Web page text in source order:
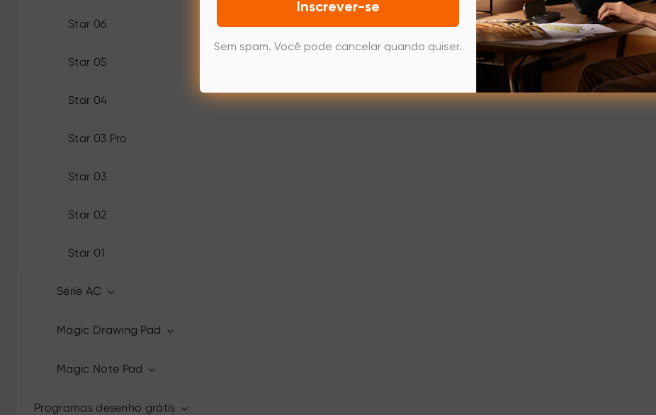
Star 06
Star 05
Star 04
Star 03 Pro
Star 03
Star 02
Star 01
Série AC
Magic Drawing Pad
Magic Note Pad
Programas desenho grátis
Inscrever-se
Sem spam. Você pode cancelar quando quiser.